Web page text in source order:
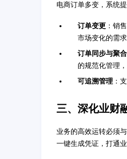
电商订单多变，系统
订单变更 ：销
市场变化的需求
订单同步与聚
的规范化管理
可追溯管理 ：
三、深化业财
业务的高效运转必须
一键生成凭证，打通